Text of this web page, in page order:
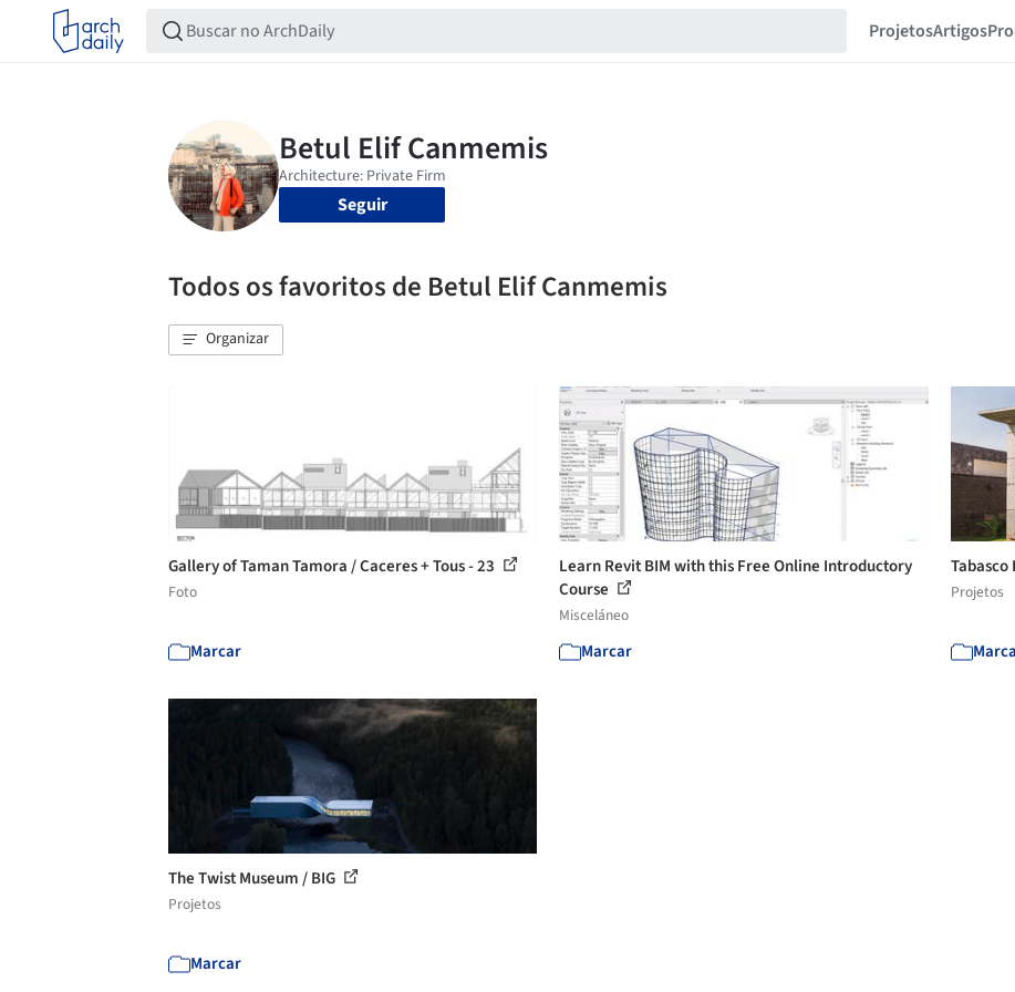
ProjetosArtigos
Seguir
Todos os favoritos de Betul Elif Canmemis
Organizar
Gallery of Taman Tamora / Caceres + Tous - 23
Foto
Marcar
Learn Revit BIM with this Free Online Introductory
Course
Misceláneo
Marcar
Tabasco
Projetos
The Twist Museum / BIG
Projetos
Marcar